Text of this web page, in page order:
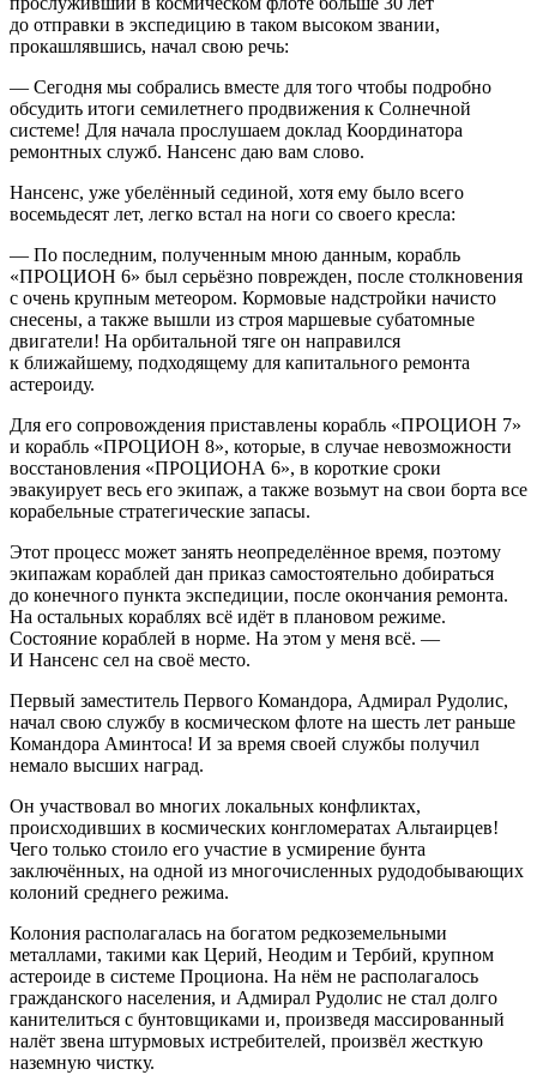
до отправки в экспедицию в таком высоком звании,
прокашлявшись, начал свою речь:
— Сегодня мы собрались вместе для того чтобы подробно
обсудить итоги семилетнего продвижения к Солнечной
системе! Для начала прослушаем доклад Координатора
ремонтных служб. Нансенс даю вам слово.
Нансенс, уже убелённый сединой, хотя ему было всего
восемьдесят лет, легко встал на ноги со своего кресла:
— По последним, полученным мною данным, корабль
«ПРОЦИОН 6» был серьёзно поврежден, после столкновения
с очень крупным метеором. Кормовые надстройки начисто
снесены, а также вышли из строя маршевые субатомные
двигатели! На орбитальной тяге он направился
к ближайшему, подходящему для капитального ремонта
астероиду.
Для его сопровождения приставлены корабль «ПРОЦИОН 7»
и корабль «ПРОЦИОН 8», которые, в случае невозможности
восстановления «ПРОЦИОНА 6», в короткие сроки
эвакуирует весь его экипаж, а также возьмут на свои борта все
корабельные стратегические запасы.
Этот процесс может занять неопределённое время, поэтому
экипажам кораблей дан приказ самостоятельно добираться
до конечного пункта экспедиции, после окончания ремонта.
На остальных кораблях всё идёт в плановом режиме.
Состояние кораблей в норме. На этом у меня всё. —
И Нансенс сел на своё место.
Первый заместитель Первого Командора, Адмирал Рудолис,
начал свою службу в космическом флоте на шесть лет раньше
Командора Аминтоса! И за время своей службы получил
немало высших наград.
Он участвовал во многих локальных конфликтах,
происходивших в космических конгломератах Альтаирцев!
Чего только стоило его участие в усмирение бунта
заключённых, на одной из многочисленных рудодобывающих
колоний среднего режима.
Колония располагалась на богатом редкоземельными
металлами, такими как Церий, Неодим и Тербий, крупном
астероиде в системе Проциона. На нём не располагалось
гражданского населения, и Адмирал Рудолис не стал долго
канителиться с бунтовщиками и, произведя массированный
налёт звена штурмовых истребителей, произвёл жесткую
наземную чистку.